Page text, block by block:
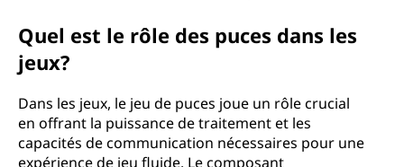
Quel est le rôle des puces dans les
jeux?
Dans les jeux, le jeu de puces joue un rôle crucial
en offrant la puissance de traitement et les
capacités de communication nécessaires pour une
expérience de jeu fluide. Le composant